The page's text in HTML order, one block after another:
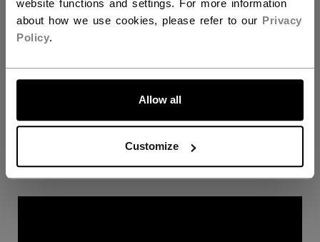
website functions and settings. For more information
about how we use cookies, please refer to our Privacy
Policy.
Allow all
Customize
ALLONS-Y !
COLLECTION
WM